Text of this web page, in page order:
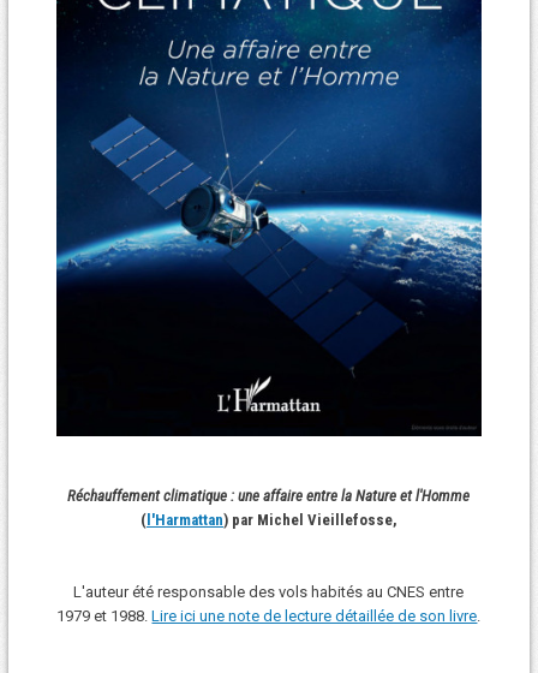
Réchauffement climatique : une affaire entre la Nature et l'Homme
(l'Harmattan) par Michel Vieillefosse,
L'auteur été responsable des vols habités au CNES entre
1979 et 1988.Lire ici une note de lecture détaillée de son livre.